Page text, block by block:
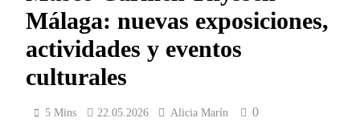
Málaga: nuevas exposiciones,
actividades y eventos
culturales
5 Mins 22.05.2026 Alicia Marín 0